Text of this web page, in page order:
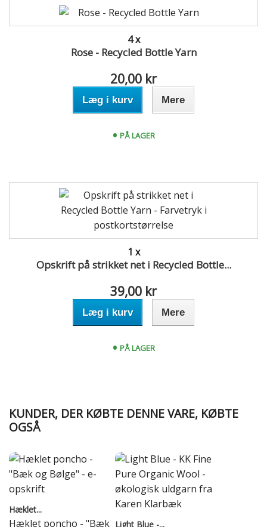
4 x
Rose - Recycled Bottle Yarn
20,00 kr
Læg i kurv Mere
PÅ LAGER
1 x
Opskrift på strikket net i Recycled Bottle...
39,00 kr
Læg i kurv Mere
PÅ LAGER
KUNDER, DER KØBTE DENNE VARE, KØBTE
OGSÅ
Hæklet...
Hæklet poncho - "Bæk Light Blue -...